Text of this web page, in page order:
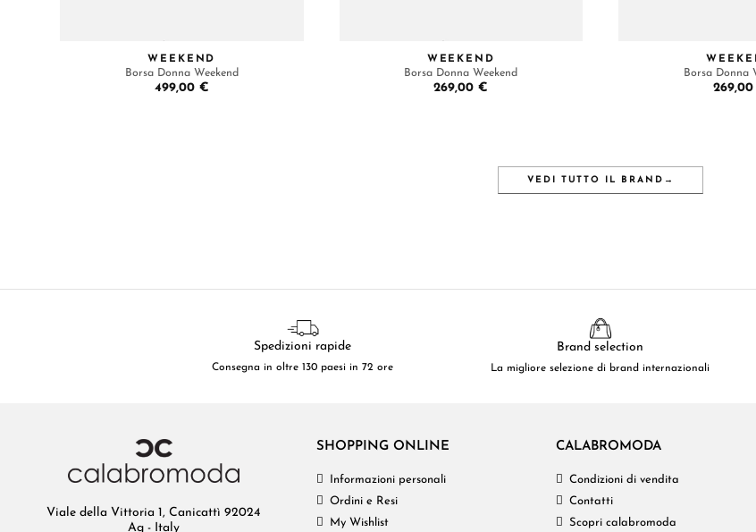
WEEKEND
Borsa Donna Weekend
499,00 €
WEEKEND
Borsa Donna Weekend
269,00 €
Borsa Donna
VEDI TUTTO IL BRAND →
Spedizioni rapide
Consegna in oltre 130 paesi in 72 ore
Brand selection
La migliore selezione di brand internazionali
Viale della Vittoria 1, Canicattì 92024
Ag - Italy
SHOPPING ONLINE
Informazioni personali
Ordini e Resi
My Wishlist
CALABROMODA
Condizioni di vendita
Contatti
Scopri calabromoda